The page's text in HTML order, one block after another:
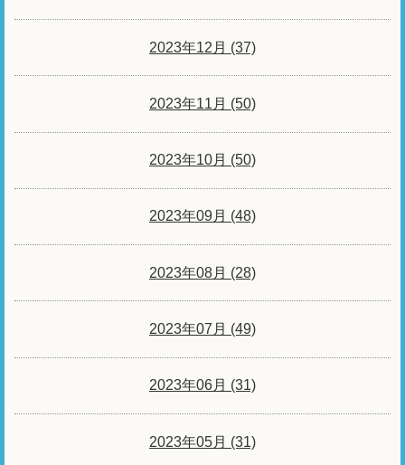
2023年12月 (37)
2023年11月 (50)
2023年10月 (50)
2023年09月 (48)
2023年08月 (28)
2023年07月 (49)
2023年06月 (31)
2023年05月 (31)